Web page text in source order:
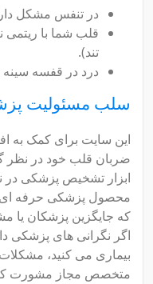
در تنفس مشکل
قلب شما با ریتمی
تند).
درد در قفسه سینه
سلب مسئولیت
این سایت برای کمک به
ضربان قلب خود در نظر
ابزار تشخیص پزشکی در
محصول پزشکی حرفه
که جایگزین پزشکان یا
اگر نگرانی های پزشکی
بیماری می کنید،
متخصص مجاز مشورت